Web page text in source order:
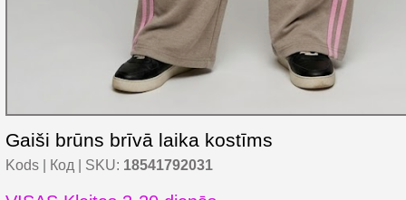
Gaiši brūns brīvā laika kostīms
Kods | Код | SKU: 18541792031